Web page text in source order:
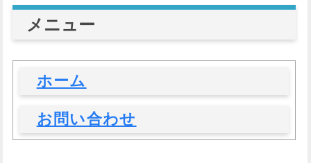
メニュー
ホーム
お問い合わせ